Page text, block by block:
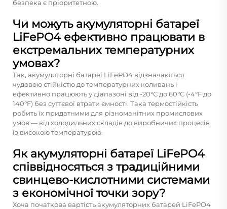
безпека є пріоритетною.
Чи можуть акумуляторні батареї
LiFePO4 ефективно працювати в
екстремальних температурних
умовах?
Так, акумуляторні батареї LiFePO4 відзначаються
чудовою стійкістю до температурних коливань і
ефективно працюють у діапазоні від -20°C до 60°C (-4°F до
140°F) без суттєвої втрати ємності. Така термостійкість
робить їх придатними для різноманітних промислових
умов — від холодильних складів до виробничих процесів
із високою температурою.
Як акумуляторні батареї LiFePO4
співвідносяться з традиційними
свинцево-кислотними системами
з економічної точки зору?
Хоча початкова вартість акумуляторних батарей LiFePO4